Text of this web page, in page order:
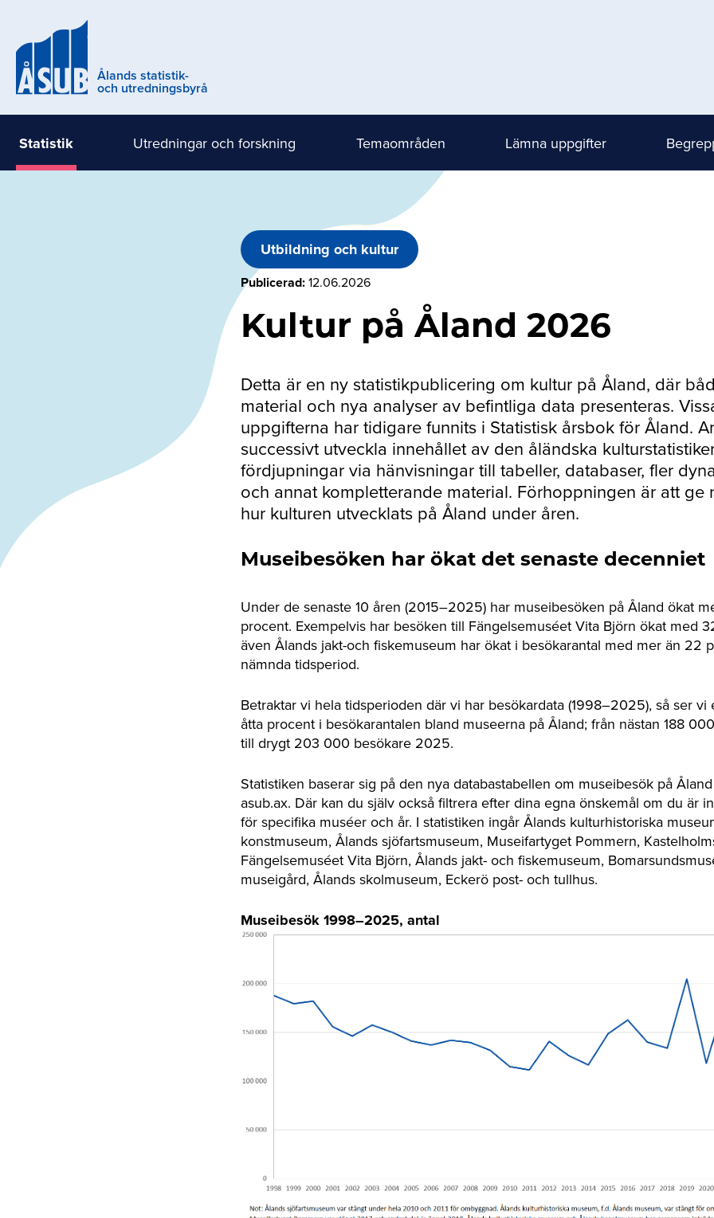
huvudinnehåll
Ålands statistik-
och utredningsbyrå
Huvudmeny
Statistik Utredningar och forskning Temaområden Lämna uppgifter
Utbildning och kultur
Publicerad 12.06.2026
Kultur på Åland 2026
Detta är en ny statistikpublicering om kultur på Åland, där
material och nya analyser av befintliga data presenteras.
uppgifterna har tidigare funnits i Statistisk årsbok för Åland.
successivt utveckla innehållet av den åländska
fördjupningar via hänvisningar till tabeller, databaser, fler
och annat kompletterande material. Förhoppningen är att ge
hur kulturen utvecklats på Åland under åren.
Museibesöken har ökat det senaste decenniet
Under de senaste 10 åren (2015–2025) har museibesöken på Åland ökat
procent. Exempelvis har besöken till Fängelsemuséet Vita Björn ökat med
även Ålands jakt-och fiskemuseum har ökat i besökarantal med mer än 22
nämnda tidsperiod.
Betraktar vi hela tidsperioden där vi har besökardata (1998–2025), så ser
åtta procent i besökarantalen bland museerna på Åland; från nästan 188
till drygt 203 000 besökare 2025.
Statistiken baserar sig på den nya databastabellen om museibesök på
asub.ax. Där kan du själv också filtrera efter dina egna önskemål om du är
för specifika muséer och år. I statistiken ingår Ålands kulturhistoriska
konstmuseum, Ålands sjöfartsmuseum, Museifartyget Pommern,
Fängelsemuséet Vita Björn, Ålands jakt- och fiskemuseum,
museigård, Ålands skolmuseum, Eckerö post- och tullhus.
Museibesök 1998–2025, antal